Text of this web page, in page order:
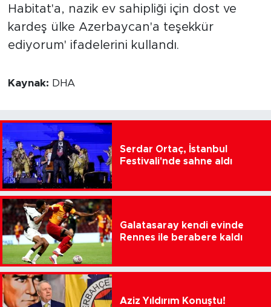
Habitat'a, nazik ev sahipliği için dost ve
kardeş ülke Azerbaycan'a teşekkür
ediyorum' ifadelerini kullandı.
Kaynak: DHA
Serdar Ortaç, İstanbul
Festivali'nde sahne aldı
Galatasaray kendi evinde
Rennes ile berabere kaldı
Aziz Yıldırım Konuştu!